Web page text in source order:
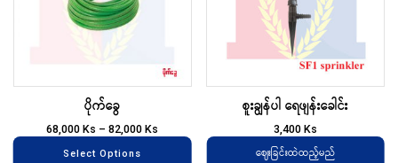
ပိုက်ခွေ
68,000Ks –82,000Ks
Select Options
options
စူးချွန်ပါ ရေဖျန်းခေါင်း
3,400Ks
ဈေးခြင်းထဲထည့်မည်